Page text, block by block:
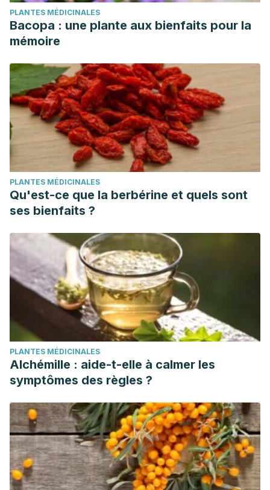
PLANTES MÉDICINALES
Bacopa : une plante aux bienfaits pour la
mémoire
PLANTES MÉDICINALES
Qu'est-ce que la berbérine et quels sont
ses bienfaits ?
PLANTES MÉDICINALES
Alchémille : aide-t-elle à calmer les
symptômes des règles ?